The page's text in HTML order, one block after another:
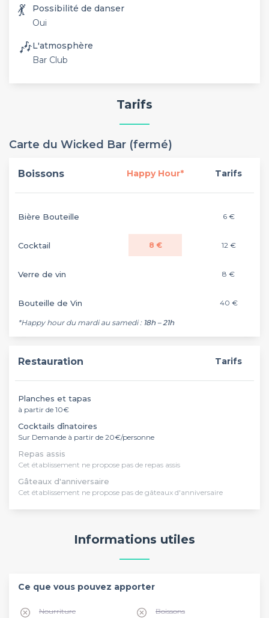
💃
Possibilité de danser
Oui
🎶L'atmosphère
Bar Club
Tarifs
Carte du Wicked Bar (fermé)
Boissons Happy Hour* Tarifs
Bière Bouteille 6 €
Cocktail 8 € 12 €
Verre de vin 8 €
Bouteille de Vin 40 €
*Happy hour du mardi au samedi : 18h – 21h
Restauration Tarifs
Planches et tapas
à partir de 10€
Cocktails dînatoires
Sur Demande à partir de 20€/personne
Repas assis
Cet établissement ne propose pas de repas assis
Gâteaux d'anniversaire
Cet établissement ne propose pas de gâteaux d'anniversaire
Informations utiles
Ce que vous pouvez apporter
Nourriture Boissons